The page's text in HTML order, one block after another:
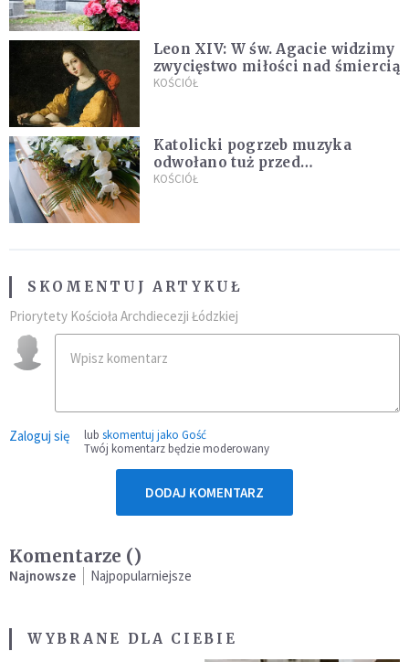
Leon XIV: W św. Agacie widzimy
zwycięstwo miłości nad śmiercią
KOŚCIÓŁ
Katolicki pogrzeb muzyka
odwołano tuż przed
uroczystością. Powodem była
KOŚCIÓŁ
SKOMENTUJ ARTYKUŁ
Priorytety Kościoła Archdiecezji Łódzkiej
Zaloguj się lub skomentuj jako Gość
Twój komentarz będzie moderowany
DODAJ KOMENTARZ
Komentarze ()
Najnowsze Najpopularniejsze
WYBRANE DLA CIEBIE